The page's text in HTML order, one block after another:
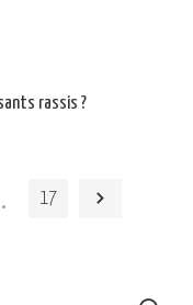
rassis ?
17